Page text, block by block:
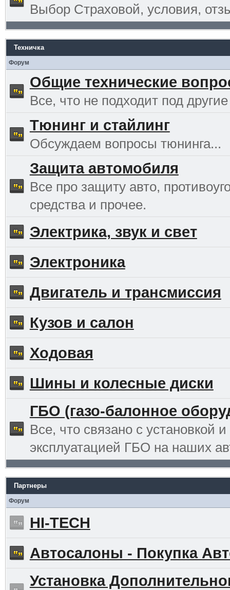
Выбор Страховой, условия,
Техничка
Форум
Общие технические
Все, что не подходит под другие
Тюнинг и стайлинг
Обсуждаем вопросы тюнинга...
Защита автомобиля
Все про защиту авто,
средства и прочее.
Электрика, звук и свет
Электроника
Двигатель и трансмиссия
Кузов и салон
Ходовая
Шины и колесные диски
ГБО (газо-балонное
Все, что связано с установкой и
эксплуатацией ГБО на наших
Партнеры
Форум
HI-TECH
Автосалоны - Покупка
Установка